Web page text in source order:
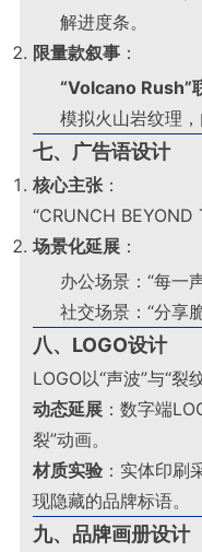
解进度条。
限量款叙事 ：
“Volcano Rush”
模拟火山岩纹理
七、广告语设计
核心主张：
“CRUNCH BEYOND
场景化延展 ：
办公场景：“每一
社交场景：“分享
八、LOGO设计
LOGO以“声波”与“裂
动态延展 ：数字端
裂”动画。
材质实验 ：实体印刷
现隐藏的品牌标语。
九、品牌画册设计